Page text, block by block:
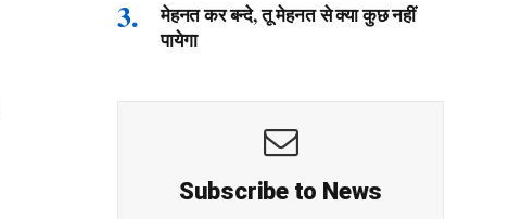
मेहनत कर बन्दे, तू मेहनत से क्या कुछ नहीं
पायेगा
Subscribe to News